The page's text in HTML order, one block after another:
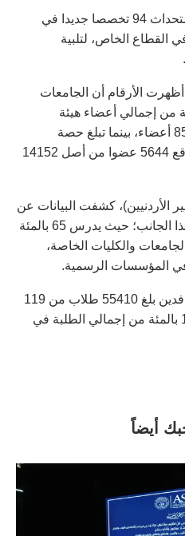
كما شهدت العملية التعليمية استحداث 94 تخصصا جديدا في
و88 تخصصا في القطاع الخاص، لتلبية
الأرقام أن الجامعات
بنسبة 60 بالمئة من إجمالي أعضاء هيئة
التدريس في المملكة بواقع 8508 أعضاء، بينما تبلغ حصة
الجامعات الخاصة 40 بالمئة بواقع 5644 عضوا من أصل 14152
الأردنيين)، كشفت البيانات عن
تفوق المؤسسات الخاصة في هذا الجانب؛ حيث يدرس 65 بالمئة
طالبا في الجامعات والكليات الخاصة،
ويأتي ذلك ضمن إجمالي عدد وافدين بلغ 55410 طلاب من 119
دولة حول العالم، يشكلون 11.5 بالمئة من إجمالي الطلبة في
أيضاً